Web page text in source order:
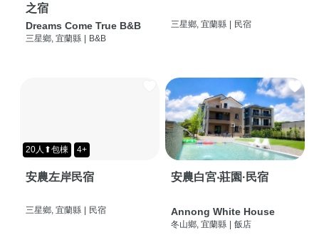
之宿
Dreams Come True B&B
三星鄉, 宜蘭縣 | B&B
三星鄉, 宜蘭縣 | 民宿
20人⬆包棟 4+
安農左岸民宿
三星鄉, 宜蘭縣 | 民宿
安農白宮‧莊園·民宿
Annong White House
冬山鄉, 宜蘭縣 | 飯店